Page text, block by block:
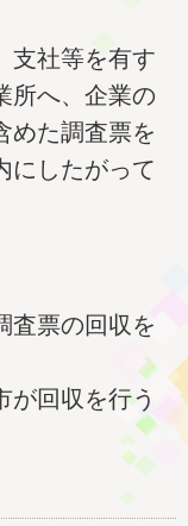
支社等を有す
所へ、企業の
めた調査票を
にしたがって
査票の回収を
回収を行う